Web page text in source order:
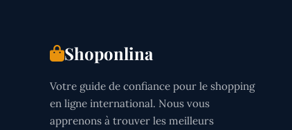
Shoponlina
Votre guide de confiance pour le shopping
en ligne international. Nous vous
apprenons à trouver les meilleurs